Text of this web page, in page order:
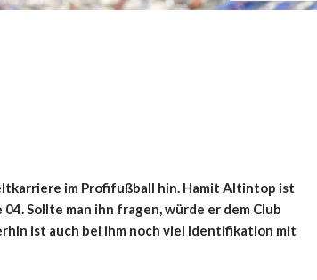
im Profifußball hin. Hamit Altintop ist
Sollte man ihn fragen, würde er dem Club
ist auch bei ihm noch viel Identifikation mit